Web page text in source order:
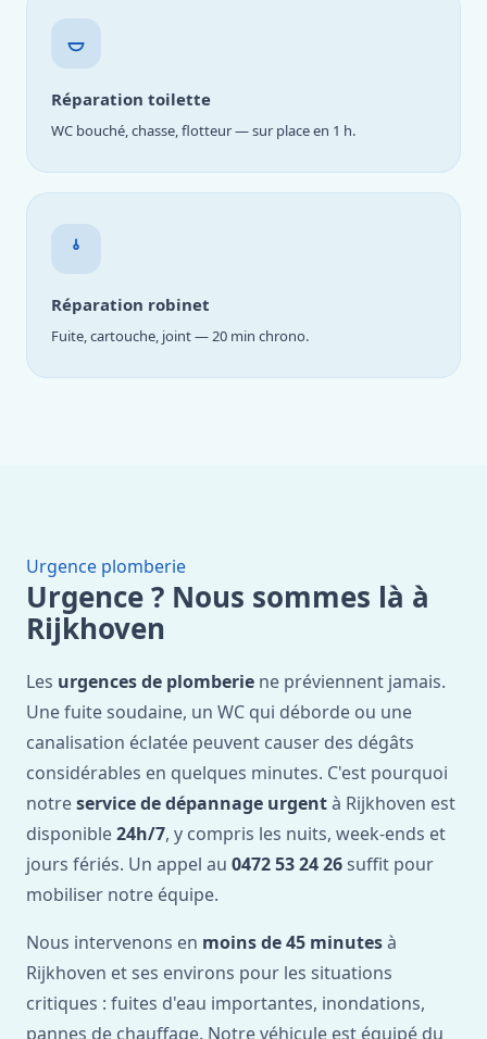
Réparation toilette
WC bouché, chasse, flotteur — sur place en 1 h.
Réparation robinet
Fuite, cartouche, joint — 20 min chrono.
Urgence plomberie
Urgence ? Nous sommes là à
Rijkhoven
Les urgences de plomberie ne préviennent jamais.
Une fuite soudaine, un WC qui déborde ou une
canalisation éclatée peuvent causer des dégâts
considérables en quelques minutes. C'est pourquoi
notreservice de dépannage urgentà Rijkhoven est
disponible24h/7, y compris les nuits, week-ends et
jours fériés. Un appel au 0472 53 24 26 suffit pour
mobiliser notre équipe.
Nous intervenons en moins de 45 minutesà
Rijkhoven et ses environs pour les situations
critiques : fuites d'eau importantes, inondations,
pannes de chauffage. Notre véhicule est équipé du